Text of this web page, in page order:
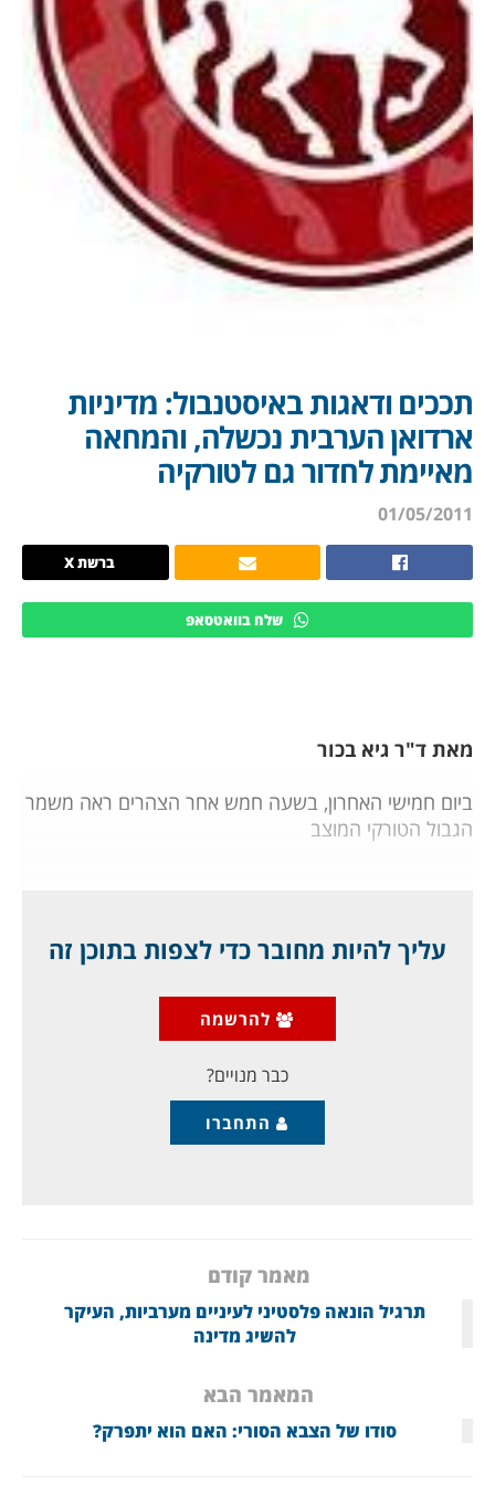
תככים ודאגות באיסטנבול: מדיניות
ארדואן הערבית נכשלה, והמחאה
מאיימת לחדור גם לטורקיה
01/05/2011
ברשת X
שלח בוואטסאפ
מאת ד"ר גיא בכור
ביום חמישי האחרון, בשעה חמש אחר הצהרים ראה משמר
הגבול הטורקי המוצב
לא הרחק מהגבול, עם דגל לבן בידיהם, והם מפוחדים.
אלה היו אזרחים סורים ראשונים, שחתכו את הגבול,
מקלט מדיני בטורקיה.הם רוכזו באצטדיון הכדורגל של
העיר. באותה שעה עוד קבוצות של אזרחים סורים הגיעו
למעבר הגבול בין סוריה לטורקיה ליד
עליך להיות מחובר כדי לצפות בתוכן זה
להרשמה
כבר מנויים?
התחברו
מאמר קודם
תרגיל הונאה פלסטיני לעיניים מערביות, העיקר
להשיג מדינה
המאמר הבא
סודו של הצבא הסורי: האם הוא יתפרק?